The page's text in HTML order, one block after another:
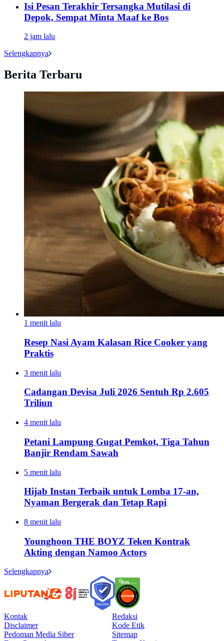
Isi Pesan Terakhir Tersangka Mutilasi di
Depok, Sempat Minta Maaf ke Bos
2 jam lalu
Selengkapnya
Berita Terbaru
1 menit lalu
Resep Nasi Ayam Kalasan Rice Cooker yang
Praktis
3 menit lalu
Cadangan Devisa Juli 2026 Sentuh Rp 2.605
Triliun
4 menit lalu
Petani Lampung Gugat Pemkot, Tiga Tahun
Banjir Rendam Sawah
5 menit lalu
Hijab Instan Terbaik untuk Lomba 17-an,
Nyaman Bergerak dan Tetap Rapi
8 menit lalu
Younghoon THE BOYZ Teken Kontrak
Akting dengan Namoo Actors
Selengkapnya
Kontak
Redaksi
Disclaimer
Kode Etik
Pedoman Media Siber
Sitemap